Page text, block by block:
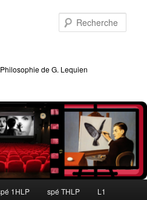
de G. Lequien
1HLP spé THLP L1